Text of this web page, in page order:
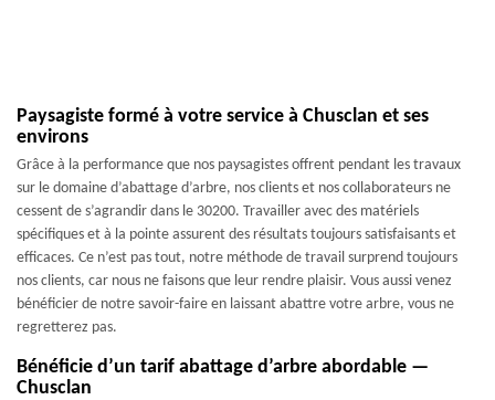
Paysagiste formé à votre service à Chusclan et ses
environs
Grâce à la performance que nos paysagistes offrent pendant les travaux
sur le domaine d’abattage d’arbre, nos clients et nos collaborateurs ne
cessent de s’agrandir dans le 30200. Travailler avec des matériels
spécifiques et à la pointe assurent des résultats toujours satisfaisants et
efficaces. Ce n’est pas tout, notre méthode de travail surprend toujours
nos clients, car nous ne faisons que leur rendre plaisir. Vous aussi venez
bénéficier de notre savoir-faire en laissant abattre votre arbre, vous ne
regretterez pas.
Bénéficie d’un tarif abattage d’arbre abordable —
Chusclan